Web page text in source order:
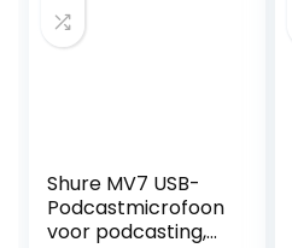
Shure MV7 USB-
Podcastmicrofoon
voor podcasting,